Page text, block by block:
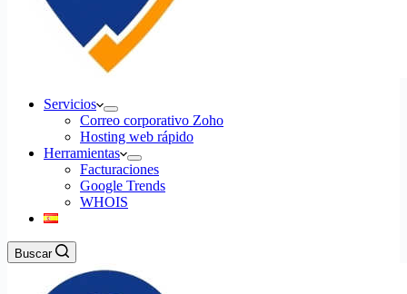
Servicios
Correo corporativo Zoho
Hosting web rápido
Herramientas
Facturaciones
Google Trends
WHOIS
Buscar